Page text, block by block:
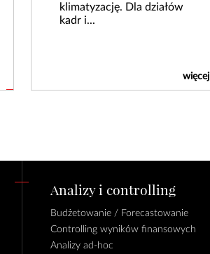
klimatyzację. Dla działów
kadr i...
więcej
Analizy i controlling
Budżetowanie / Forecastowanie
Controlling wyników finansowych
Analizy ad-hoc